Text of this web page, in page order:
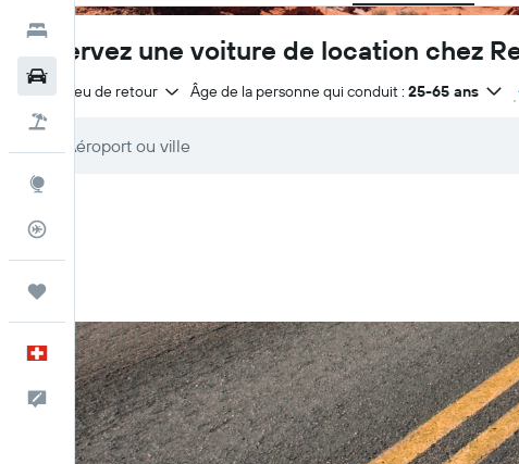
Français
Commentaires
Réservez une voiture de location chez
Même lieu de retour Âge de la personne qui conduit : 25-65 ans